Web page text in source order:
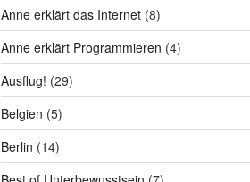
Anne erklärt das Internet(8)
Anne erklärt Programmieren (4)
Ausflug! (29)
Belgien (5)
Berlin (14)